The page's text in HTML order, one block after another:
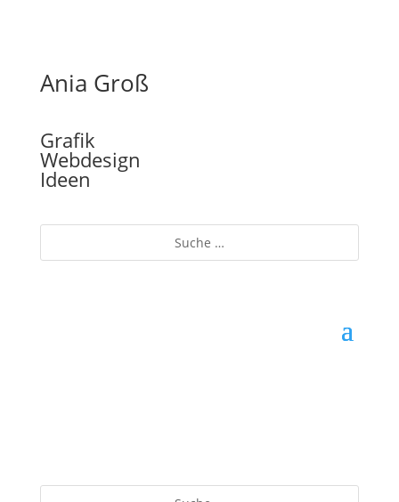
Ania Groß
Grafik
Webdesign
Ideen